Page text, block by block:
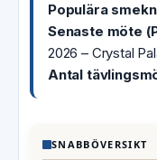
Populära
Senaste möte
2026 – Crystal
Antal
SNABBÖVERSIKT